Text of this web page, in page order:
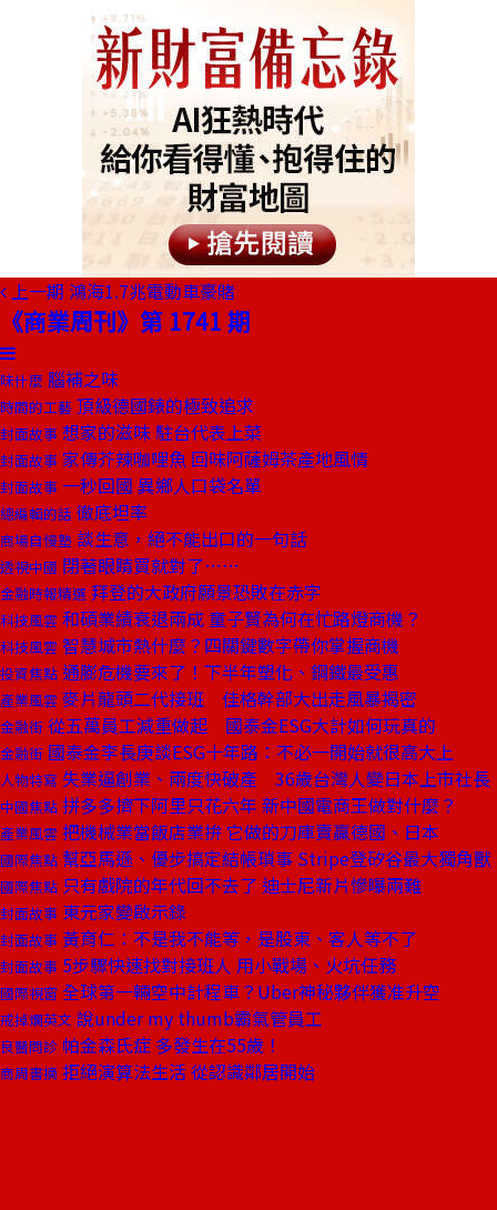
上一期 鴻海1.7兆電動車豪賭
《商業周刊》第 1741 期
味什麼 腦補之味
時間的工藝 頂級德國錶的極致追求
封面故事 想家的滋味 駐台代表上菜
封面故事 家傳芥辣咖哩魚 回味阿薩姆茶產地風情
封面故事 一秒回國 異鄉人口袋名單
總編輯的話 徹底坦率
商場自慢塾 談生意，絕不能出口的一句話
透視中國 閉著眼睛買就對了……
金融時報精選 拜登的大政府願景恐敗在赤字
科技風雲 和碩業績衰退兩成 童子賢為何在忙路燈商機？
科技風雲 智慧城市熱什麼？四關鍵數字帶你掌握商機
投資焦點 通膨危機要來了！下半年塑化、鋼鐵最受惠
產業風雲 麥片龍頭二代接班 佳格幹部大出走風暴揭密
金融街 從五萬員工減重做起 國泰金ESG大計如何玩真的
金融街 國泰金李長庚談ESG十年路：不必一開始就很高大上
人物特寫 失業逼創業、兩度快破產 36歲台灣人變日本上市社長
中國焦點 拼多多擠下阿里只花六年 新中國電商王做對什麼？
產業風雲 把機械業當飯店業拚 它做的刀庫賣贏德國、日本
國際焦點 幫亞馬遜、優步搞定結帳瑣事 Stripe登矽谷最大獨角獸
國際焦點 只有戲院的年代回不去了 迪士尼新片慘曝兩難
封面故事 東元家變啟示錄
封面故事 黃育仁：不是我不能等，是股東、客人等不了
封面故事 5步驟快速找對接班人 用小戰場、火坑任務
國際視窗 全球第一輛空中計程車？Uber神秘夥伴獲准升空
戒掉爛英文 說under my thumb霸氣管員工
良醫問診 帕金森氏症 多發生在55歲！
商周書摘 拒絕演算法生活 從認識鄰居開始